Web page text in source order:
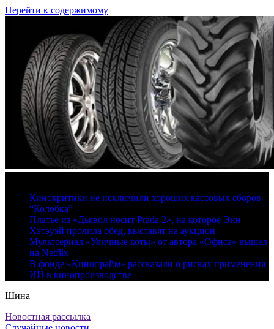
Перейти к содержимому
Кинокритики не исключили хороших кассовых сборов
“Колобка”
Платье из «Дьявол носит Prada 2», на которое Энн
Хэтэуэй пролила обед, выставят на аукцион
Мультсериал «Уличные коты» от автора «Офиса» вышел
на Netflix
В фонде «Кинопрайм» рассказали о рисках применения
ИИ в кинопроизводстве
Шина
Новостная рассылка